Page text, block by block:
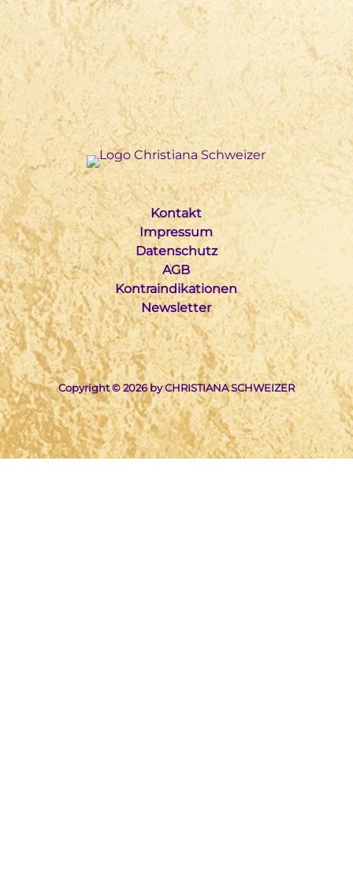
Kontakt
Impressum
Datenschutz
AGB
Kontraindikationen
Newsletter
Copyright © 2026 by CHRISTIANA SCHWEIZER